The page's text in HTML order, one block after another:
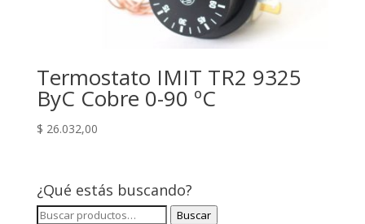
Termostato IMIT TR2 9325
ByC Cobre 0-90 ºC
$ 26.032,00
¿Qué estás buscando?
Buscar
Buscar